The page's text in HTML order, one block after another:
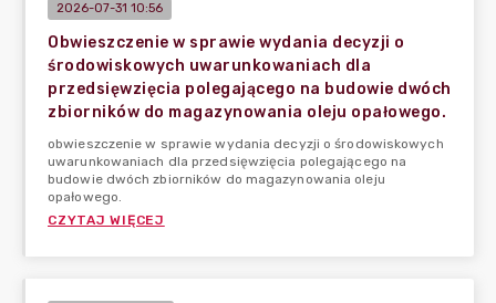
2026-07-31 10:56
Obwieszczenie w sprawie wydania decyzji o
środowiskowych uwarunkowaniach dla
przedsięwzięcia polegającego na budowie dwóch
zbiorników do magazynowania oleju opałowego.
obwieszczenie w sprawie wydania decyzji o środowiskowych
uwarunkowaniach dla przedsięwzięcia polegającego na
budowie dwóch zbiorników do magazynowania oleju
opałowego.
CZYTAJ WIĘCEJ